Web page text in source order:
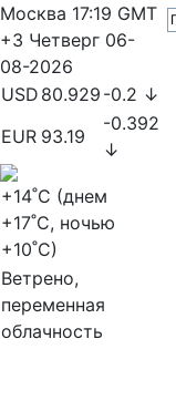
Москва 17:19 GMT
+3 Четверг 06-
08-2026
USD 80.929 -0.2 ↓
EUR 93.19
-0.392
↓
+14˚C (днем
+17˚C, ночью
+10˚C)
Ветрено,
переменная
облачность